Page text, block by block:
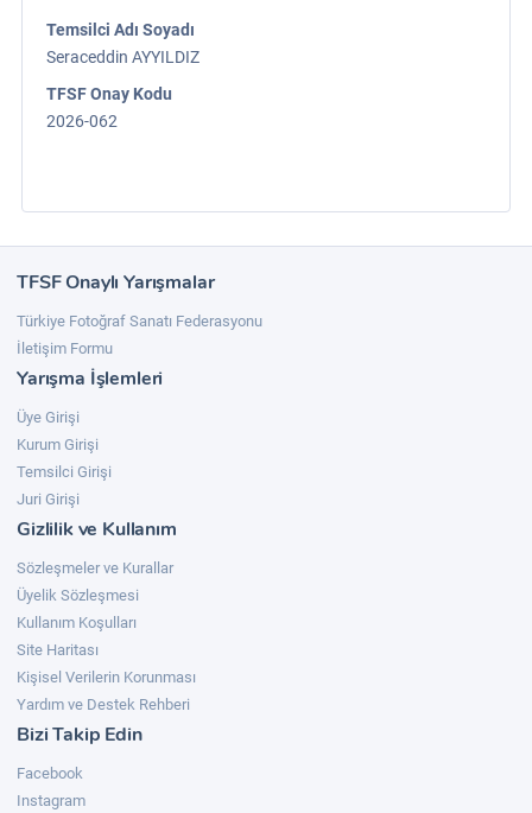
Temsilci Adı Soyadı
Seraceddin AYYILDIZ
TFSF Onay Kodu
2026-062
TFSF Onaylı Yarışmalar
Türkiye Fotoğraf Sanatı Federasyonu
İletişim Formu
Yarışma İşlemleri
Üye Girişi
Kurum Girişi
Temsilci Girişi
Juri Girişi
Gizlilik ve Kullanım
Sözleşmeler ve Kurallar
Üyelik Sözleşmesi
Kullanım Koşulları
Site Haritası
Kişisel Verilerin Korunması
Yardım ve Destek Rehberi
Bizi Takip Edin
Facebook
Instagram